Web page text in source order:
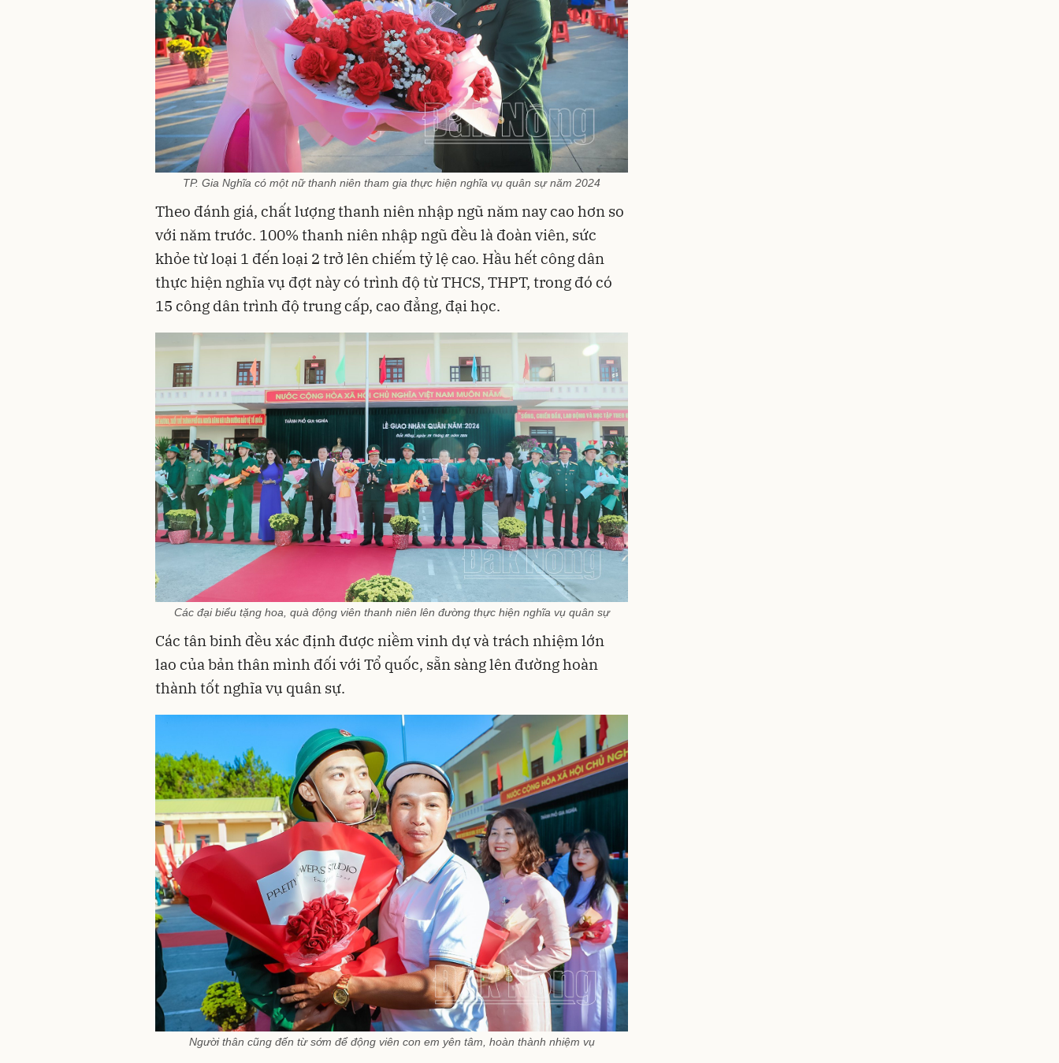
TP. Gia Nghĩa có một nữ thanh niên tham gia thực hiện nghĩa vụ quân sự năm 2024
Theo đánh giá, chất lượng thanh niên nhập ngũ năm nay cao hơn so
với năm trước. 100% thanh niên nhập ngũ đều là đoàn viên, sức
khỏe từ loại 1 đến loại 2 trở lên chiếm tỷ lệ cao. Hầu hết công dân
thực hiện nghĩa vụ đợt này có trình độ từ THCS, THPT, trong đó có
15 công dân trình độ trung cấp, cao đẳng, đại học.
Các đại biểu tặng hoa, quà động viên thanh niên lên đường thực hiện nghĩa vụ quân sự
Các tân binh đều xác định được niềm vinh dự và trách nhiệm lớn
lao của bản thân mình đối với Tổ quốc, sẵn sàng lên đường hoàn
thành tốt nghĩa vụ quân sự.
Người thân cũng đến từ sớm để động viên con em yên tâm, hoàn thành nhiệm vụ